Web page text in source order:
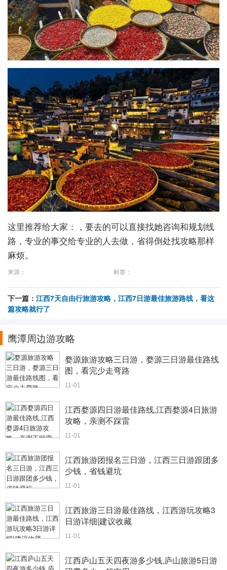
这里推荐给大家：，要去的可以直接找她咨询和规划线
路，专业的事交给专业的人去做，省得倒处找攻略那样
麻烦。
来源： 标签：
下一篇： 江西7天自由行旅游攻略，江西7日游最佳旅游路线，看这
篇攻略就行了
鹰潭周边游攻略
婺源旅游攻略三日游，婺源三日游最佳路线
图，看完少走弯路
11-01
江西婺源四日游最佳路线,江西婺源4日旅游
攻略，亲测不踩雷
11-01
江西旅游团报名三日游，江西三日游跟团多
少钱，省钱避坑
11-01
江西旅游三日游最佳路线，江西游玩攻略3
日游详细|建议收藏
11-01
江西庐山五天四夜游多少钱,庐山旅游5日游